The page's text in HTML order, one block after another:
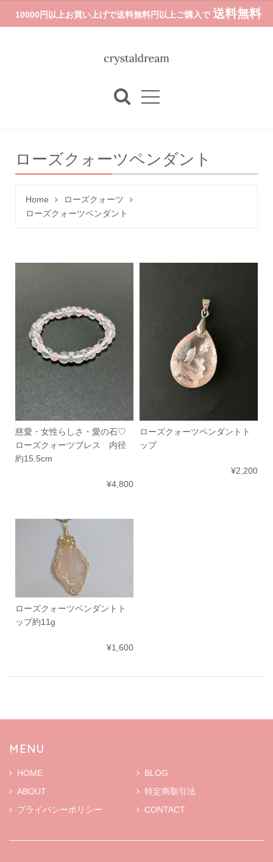
10000円以上お買い上げで送料無料円以上ご購入で 送料無料
ローズクォーツペンダント
Home
ローズクォーツ
ローズクォーツペンダント
慈愛・女性らしさ・愛の石♡
ローズクォーツブレス 内径
約15.5cm
¥4,800
ローズクォーツペンダントト
ップ
¥2,200
ローズクォーツペンダントト
ップ約11g
¥1,600
MENU
HOME
BLOG
ABOUT
特定商取引法
プライバシーポリシー
CONTACT